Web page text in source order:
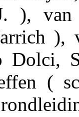
),
),
Dolci,
(